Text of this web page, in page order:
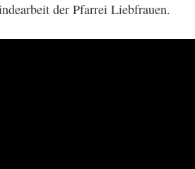
der Pfarrei Liebfrauen.